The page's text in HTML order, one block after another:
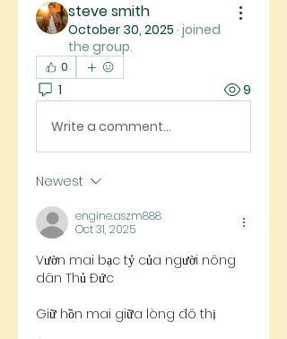
steve smith
October 30, 2025 · joined
the group.
0
1 9
Write a comment...
Newest
engine.aszm888
Oct 31, 2025
Vườn mai bạc tỷ của người nông
dân Thủ Đức
Giữ hồn mai giữa lòng đô thị